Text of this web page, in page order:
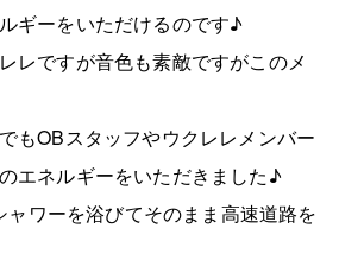
ギーをいただけるのです♪
レですが音色も素敵ですがこのメ
もOBスタッフやウクレレメンバー
エネルギーをいただきました♪
ワーを浴びてそのまま高速道路を